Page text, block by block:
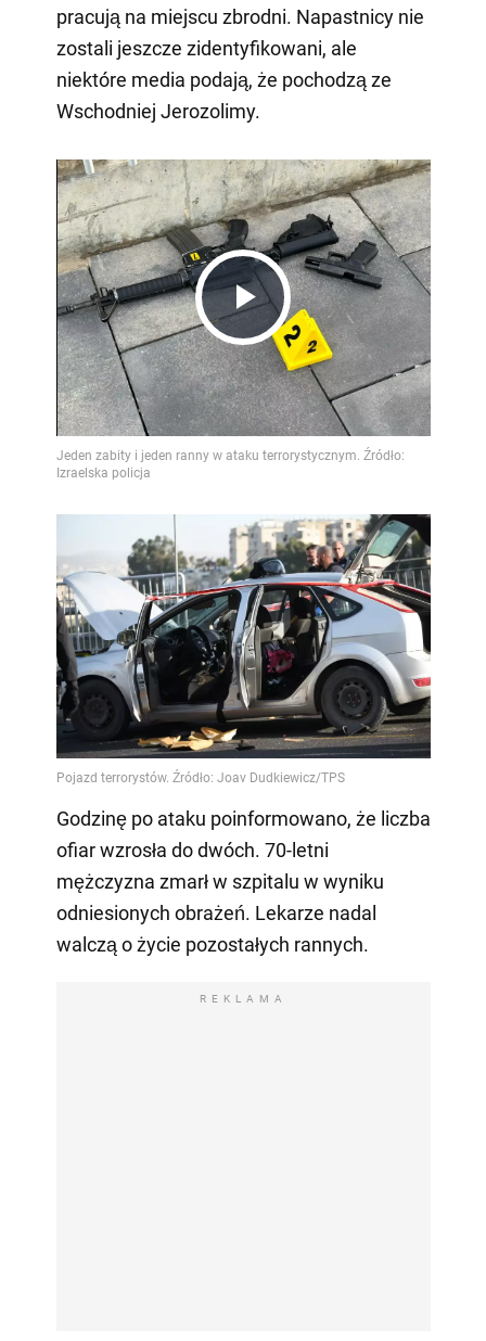
pracują na miejscu zbrodni. Napastnicy nie
zostali jeszcze zidentyfikowani, ale
niektóre media podają, że pochodzą ze
Wschodniej Jerozolimy.
Play
Video
Godzinę po ataku poinformowano, że liczba
ofiar wzrosła do dwóch. 70-letni
mężczyzna zmarł w szpitalu w wyniku
odniesionych obrażeń. Lekarze nadal
walczą o życie pozostałych rannych.
REKLAMA